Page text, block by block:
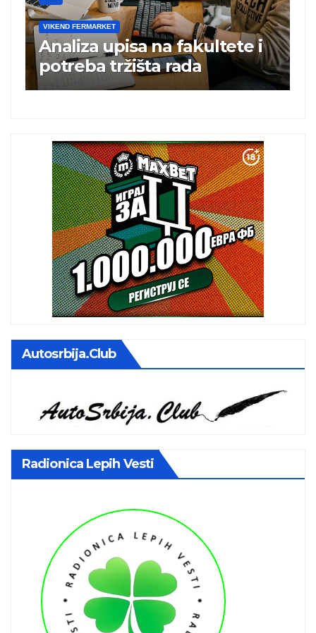
i
VIKEND FERMARKET
Charli xcx postala prva
britanska pevačica sa dva
albuma na prvom mestu u
Autosrbija.club
Radionica Lepih Vesti